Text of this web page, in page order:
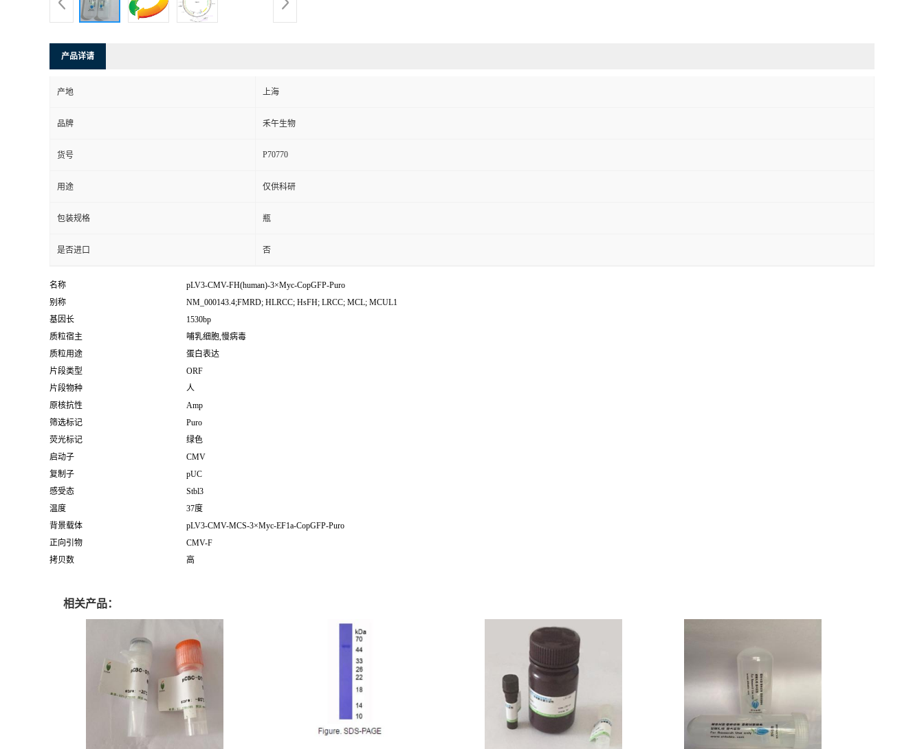
产品详请
产地 上海
品牌 禾午生物
货号 P70770
用途 仅供科研
包装规格 瓶
是否进口 否
名称
pLV3-CMV-FH(human)-3×Myc-CopGFP-Puro
别称
NM_000143.4;FMRD; HLRCC; HsFH; LRCC; MCL; MCUL1
基因长
1530bp
质粒宿主
哺乳细胞,慢病毒
质粒用途
蛋白表达
片段类型
ORF
片段物种
人
原核抗性
Amp
筛选标记
Puro
荧光标记
绿色
启动子
CMV
复制子
pUC
感受态
Stbl3
温度
37度
背景载体
pLV3-CMV-MCS-3×Myc-EF1a-CopGFP-Puro
正向引物
CMV-F
拷贝数
高
相关产品：